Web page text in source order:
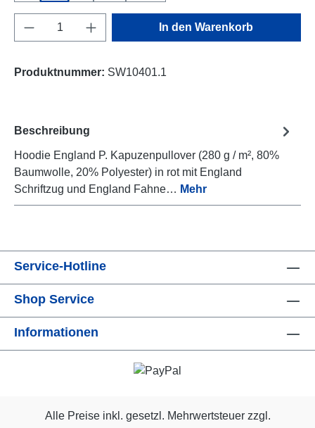
Produkt Anzahl: Gib den gewünschten
In den Warenkorb
Produktnummer: SW10401.1
Beschreibung
Hoodie England P. Kapuzenpullover (280 g / m², 80%
Baumwolle, 20% Polyester) in rot mit England
Schriftzug und England Fahne… Mehr
Service-Hotline
Shop Service
Informationen
Alle Preise inkl. gesetzl. Mehrwertsteuer zzgl.